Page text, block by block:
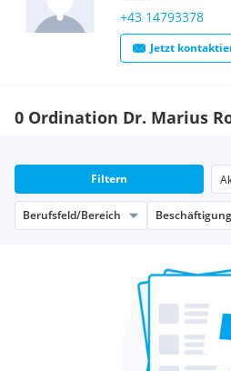
+43 14793378
Jetzt
0 Ordination Dr. Marius
Filtern
Berufsfeld/Bereich